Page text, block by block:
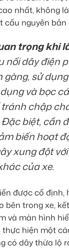
nhất, không
cấu nguyên bản
trọng khi
nối dây điện
gàng, sử
và bọc
chập
Đặc biệt, cần
biến hoạt
xung đột
của xe.
được cố định,
bên trong xe,
và màn hình
hiện một
có dây thừa lộ